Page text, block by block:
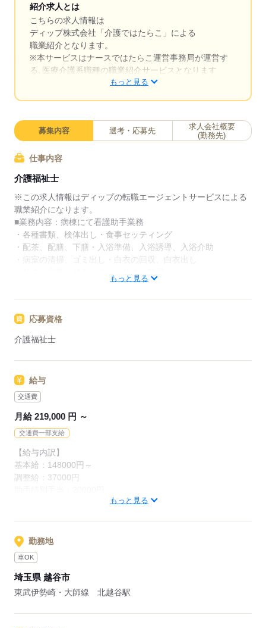
紹介求人とは
こちらの求人情報は
ディップ株式会社「介護ではたらこ」による
職業紹介となります。
※本サービスはナースではたらこ運営事務局が運営す
る､医療介護系職種の職業紹介サービスとなります
★職業紹介とは？
リアアドバイザーが入職まで無料でサポートいたしま
★ご利用メリット
日本最大級の求人情報の中からぴったりな求人をご紹
介｡
履歴書作成のアドバイスや面接日の調整だけでなく、
お給料、お休み、入職時期の交渉もサポートします。
費用は一切かかりません。
もっと見る
募集内容 選考・応募先
求人会社概要
(勤務先)
仕事内容
介護福祉士
※この求人情報はディップの転職エージェントサービスによる
職業紹介になります。
■業務内容：病棟にて看護助手業務
・各種書類、検体出し・食事セッティング
・配茶、配膳、下膳・入浴準備、入浴誘導、入浴介助
・病室の清掃、ゴミ出し・白衣の回収、白衣出し
・オムツ補充、不潔オムツ出し、オムツ交換
新規オープンのため、新しい組織を一から作り上げていく、や
りがいのある環境に携わることができます！
ハリをつけた勤務が可能です◎
食堂あり♪ 長期的に勤務ができる環境です。
看護奨学金制度もあります！
もっと見る
応募資格
介護福祉士
給与
交通費
月給 219,000 円 ～
交通費一部支給
【給与内訳】
基本給：148000円～
調整給：37000円
もっと見る
勤務地
車OK
埼玉県 越谷市
東武伊勢崎・大師線 北越谷駅